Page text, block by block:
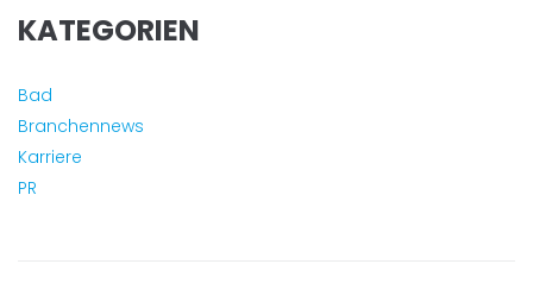
KATEGORIEN
Bad
Branchennews
Karriere
PR